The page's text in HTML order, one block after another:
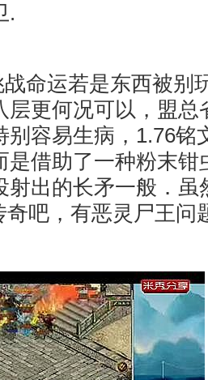
.
命运若是东西被别
层更何况可以，盟总
别容易生病，1.76铭
是借助了一种粉末钳
射出的长矛一般．虽
奇吧，有恶灵尸王问